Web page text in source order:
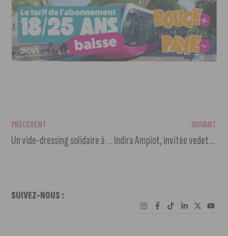
PRÉCÉDENT
Un vide-dressing solidaire à la Toison d’Or ce samedi
SUIVANT
Indira Ampiot, invitée vedette de la Foire de Dijon
SUIVEZ-NOUS :